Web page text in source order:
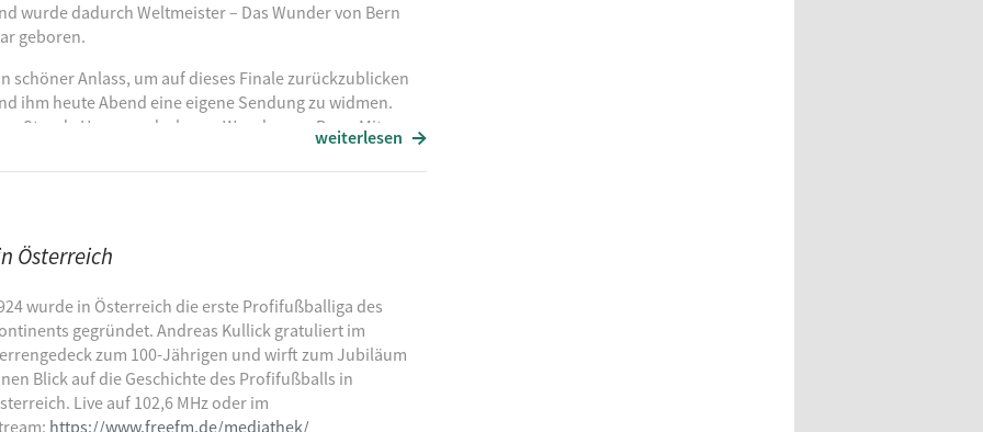
wurde dadurch Weltmeister – Das Wunder von Bern
geboren.
schöner Anlass, um auf dieses Finale zurückzublicken
ihm heute Abend eine eigene Sendung zu widmen.
Stunde Herrengedeck zum Wunder von Bern. Mit
weiterlesen
Österreich
wurde in Österreich die erste Profifußballiga des
gegründet. Andreas Kullick gratuliert im
zum 100-Jährigen und wirft zum Jubiläum
Blick auf die Geschichte des Profifußballs in
Live auf 102,6 MHz oder im
https://www.freefm.de/mediathek/